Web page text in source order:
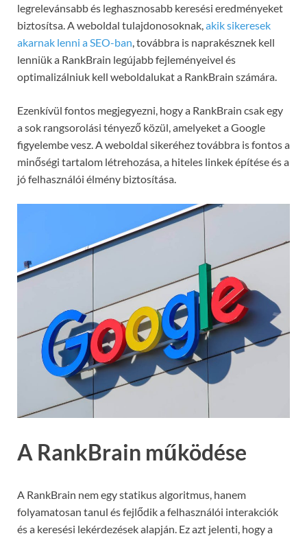
legrelevánsabb és leghasznosabb keresési eredményeket
biztosítsa. A weboldal tulajdonosoknak, akik sikeresek
akarnak lenni a SEO-ban , továbbra is naprakésznek kell
lenniük a RankBrain legújabb fejleményeivel és
optimalizálniuk kell weboldalukat a RankBrain számára.
Ezenkívül fontos megjegyezni, hogy a RankBrain csak egy
a sok rangsorolási tényező közül, amelyeket a Google
figyelembe vesz. A weboldal sikeréhez továbbra is fontos a
minőségi tartalom létrehozása, a hiteles linkek építése és a
jó felhasználói élmény biztosítása.
A RankBrain működése
A RankBrain nem egy statikus algoritmus, hanem
folyamatosan tanul és fejlődik a felhasználói interakciók
és a keresési lekérdezések alapján. Ez azt jelenti, hogy a